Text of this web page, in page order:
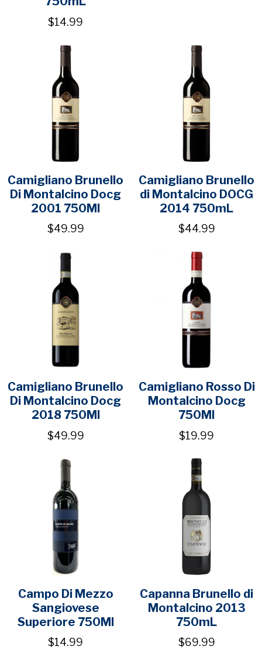
$14.99
Camigliano Brunello
Di Montalcino Docg
2001 750Ml
$49.99
Camigliano Brunello
di Montalcino DOCG
2014 750mL
$44.99
Camigliano Brunello
Di Montalcino Docg
2018 750Ml
$49.99
Camigliano Rosso Di
Montalcino Docg
750Ml
$19.99
Campo Di Mezzo
Sangiovese
Superiore 750Ml
$14.99
Capanna Brunello di
Montalcino 2013
750mL
$69.99